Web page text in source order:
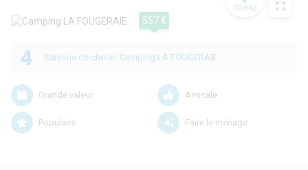
557 €
3D map
4 Raisons de choisir Camping LA FOUGERAIE
Grande valeur Amicale
Populaire Faire le ménage